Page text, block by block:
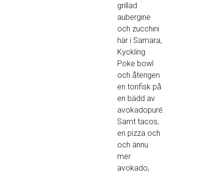
grillad
aubergine
och zucchini
här i Samara,
Kyckling
Poke bowl
och återigen
en tonfisk på
en bädd av
avokadopuré.
Samt tacos,
en pizza och
och ännu
mer
avokado,